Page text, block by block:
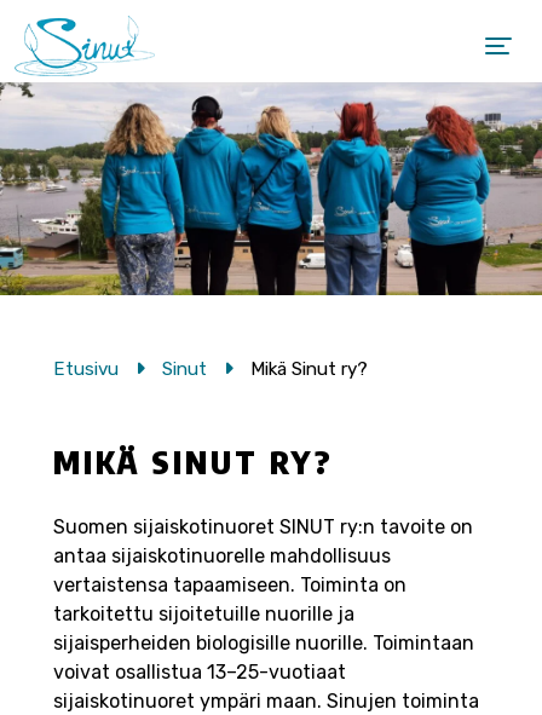
Etusivu Sinut Mikä Sinut ry?
MIKÄ SINUT RY?
Suomen sijaiskotinuoret SINUT ry:n tavoite on
antaa sijaiskotinuorelle mahdollisuus
vertaistensa tapaamiseen. Toiminta on
tarkoitettu sijoitetuille nuorille ja
sijaisperheiden biologisille nuorille. Toimintaan
voivat osallistua 13–25-vuotiaat
sijaiskotinuoret ympäri maan. Sinujen toiminta